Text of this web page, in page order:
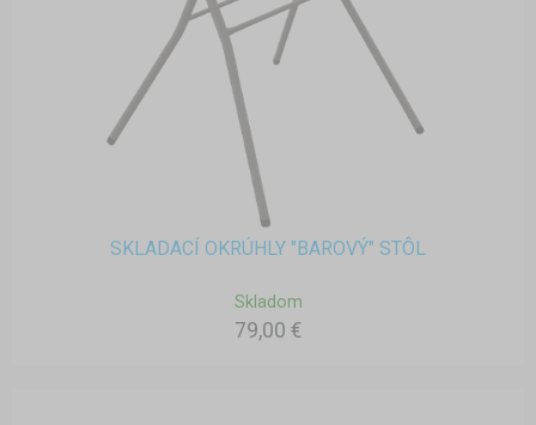
SKLADACÍ OKRÚHLY "BAROVÝ" STÔL
Skladom
79,00 €